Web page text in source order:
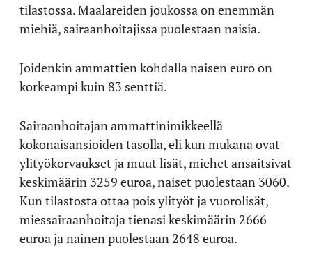
tilastossa. Maalareiden joukossa on enemmän
miehiä, sairaanhoitajissa puolestaan naisia.
Joidenkin ammattien kohdalla naisen euro on
korkeampi kuin 83 senttiä.
Sairaanhoitajan ammattinimikkeellä
kokonaisansioiden tasolla, eli kun mukana ovat
ylityökorvaukset ja muut lisät, miehet ansaitsivat
keskimäärin 3259 euroa, naiset puolestaan 3060.
Kun tilastosta ottaa pois ylityöt ja vuorolisät,
miessairaanhoitaja tienasi keskimäärin 2666
euroa ja nainen puolestaan 2648 euroa.